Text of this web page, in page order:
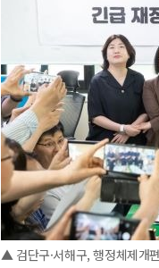
▲ 검단구·서해구, 행정체제개